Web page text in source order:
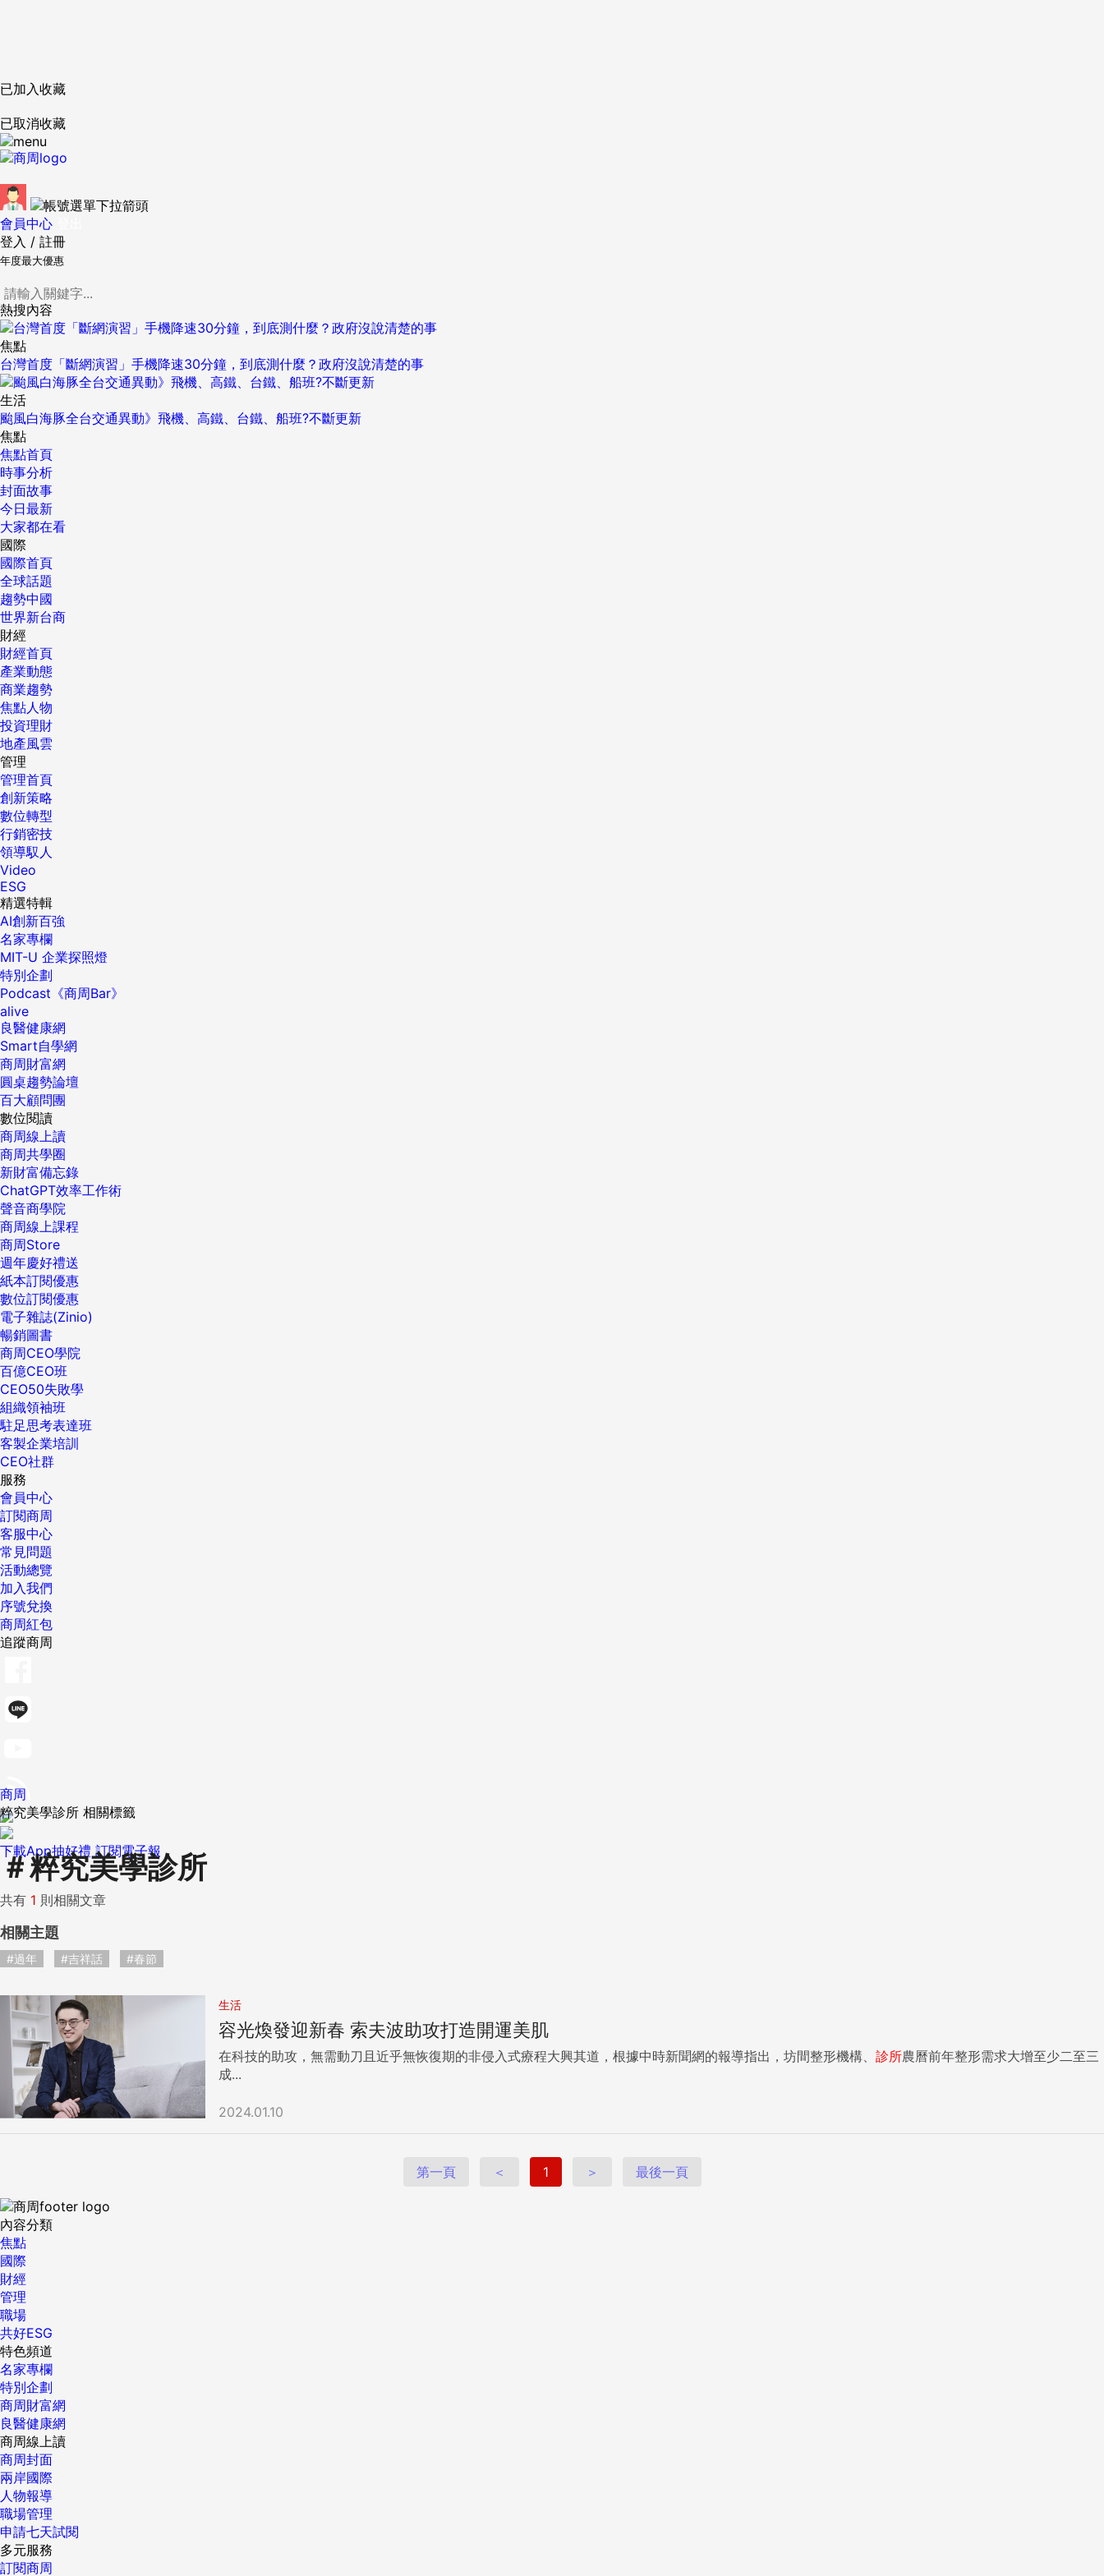
已加入收藏
已取消收藏
會員中心
登入 / 註冊
年度最大優惠
熱搜內容
焦點
台灣首度「斷網演習」手機降速30分鐘，到底測什麼？政府沒說清楚的事
生活
颱風白海豚全台交通異動》飛機、高鐵、台鐵、船班?不斷更新
焦點
焦點首頁
時事分析
封面故事
今日最新
大家都在看
國際
國際首頁
全球話題
趨勢中國
世界新台商
財經
財經首頁
產業動態
商業趨勢
焦點人物
投資理財
地產風雲
管理
管理首頁
創新策略
數位轉型
行銷密技
領導馭人
Video
ESG
精選特輯
AI創新百強
名家專欄
MIT-U 企業探照燈
特別企劃
Podcast《商周Bar》
alive
良醫健康網
Smart自學網
商周財富網
圓桌趨勢論壇
百大顧問團
數位閱讀
商周線上讀
商周共學圈
新財富備忘錄
ChatGPT效率工作術
聲音商學院
商周線上課程
商周Store
週年慶好禮送
紙本訂閱優惠
數位訂閱優惠
電子雜誌(Zinio)
暢銷圖書
商周CEO學院
百億CEO班
CEO50失敗學
組織領袖班
駐足思考表達班
客製企業培訓
CEO社群
服務
會員中心
訂閱商周
客服中心
常見問題
活動總覽
加入我們
序號兌換
商周紅包
追蹤商周
下載App抽好禮 訂閱電子報
商周
粹究美學診所 相關標籤
＃粹究美學診所
共有 1 則相關文章
相關主題
#過年 #吉祥話 #春節
生活
容光煥發迎新春 索夫波助攻打造開運美肌
在科技的助攻，無需動刀且近乎無恢復期的非侵入式療程大興其道，根據中時新聞網的報導指出，坊間整形機構、 診所農曆前年整形需求大增至少二至三
成...
2024.01.10
第一頁 ＜ 1 ＞ 最後一頁
內容分類
焦點
國際
財經
管理
職場
共好ESG
特色頻道
名家專欄
特別企劃
商周財富網
良醫健康網
商周線上讀
商周封面
兩岸國際
人物報導
職場管理
申請七天試閱
多元服務
訂閱商周